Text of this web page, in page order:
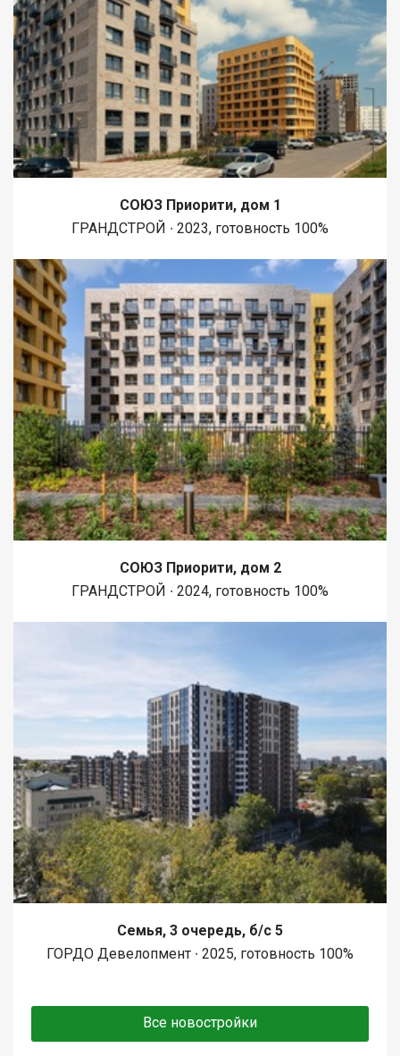
СОЮЗ Приорити, дом 1
ГРАНДСТРОЙ ∙ 2023, готовность 100%
СОЮЗ Приорити, дом 2
ГРАНДСТРОЙ ∙ 2024, готовность 100%
Семья, 3 очередь, б/с 5
ГОРДО Девелопмент ∙ 2025, готовность 100%
Все новостройки